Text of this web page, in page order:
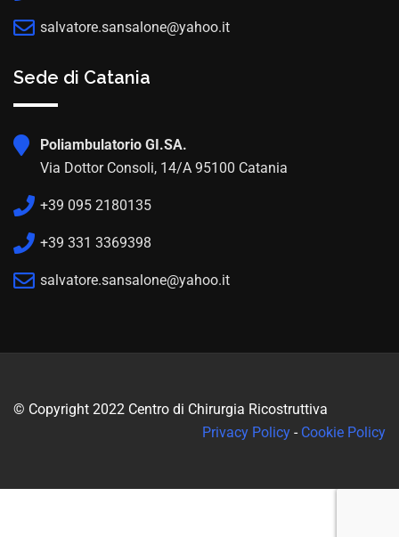
salvatore.sansalone@yahoo.it
Sede di Catania
Poliambulatorio GI.SA.
Via Dottor Consoli, 14/A 95100 Catania
+39 095 2180135
+39 331 3369398
salvatore.sansalone@yahoo.it
© Copyright 2022 Centro di Chirurgia Ricostruttiva
Privacy Policy - Cookie Policy